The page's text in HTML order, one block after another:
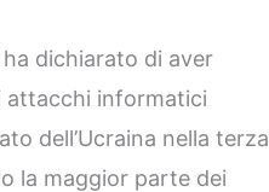
ha dichiarato di aver
attacchi informatici
dell’Ucraina nella terza
la maggior parte dei